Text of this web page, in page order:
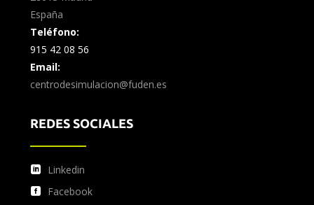
España
Teléfono:
915 42 08 56
Email:
centrodesimulacion@fuden.es
REDES SOCIALES
Linkedin
Facebook